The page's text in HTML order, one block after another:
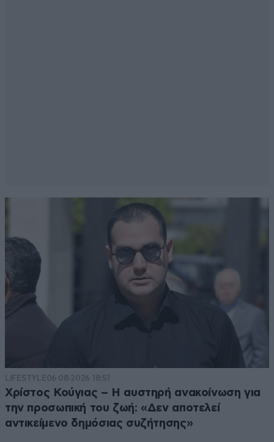
LIFESTYLE06·08·2026 18:51
Χρίστος Κούγιας – Η αυστηρή ανακοίνωση για
την προσωπική του ζωή: «Δεν αποτελεί
αντικείμενο δημόσιας συζήτησης»